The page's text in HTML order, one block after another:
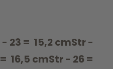
23 = 15,2 cmStr -
16,5 cmStr - 26 =